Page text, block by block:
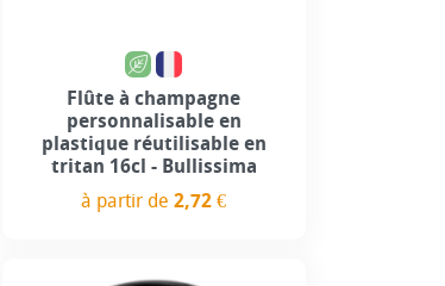
Flûte à champagne
personnalisable en
plastique réutilisable en
tritan 16cl - Bullissima
à partir de2,72 €